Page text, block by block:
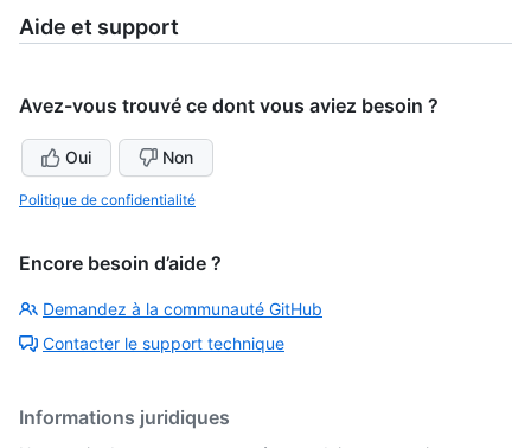
Aide et support
Avez-vous trouvé ce dont vous aviez besoin ?
Oui Non
Politique de confidentialité
Encore besoin d’aide ?
Demandez à la communauté GitHub
Contacter le support technique
Informations juridiques